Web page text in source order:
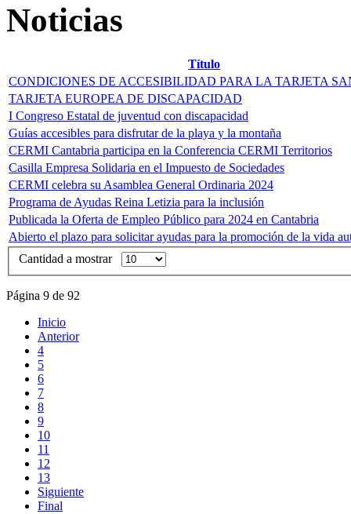
Noticias
Título
CONDICIONES DE ACCESIBILIDAD PARA LA TARJETA
TARJETA EUROPEA DE DISCAPACIDAD
I Congreso Estatal de juventud con discapacidad
Guías accesibles para disfrutar de la playa y la montaña
CERMI Cantabria participa en la Conferencia CERMI Territorios
Casilla Empresa Solidaria en el Impuesto de Sociedades
CERMI celebra su Asamblea General Ordinaria 2024
Programa de Ayudas Reina Letizia para la inclusión
Publicada la Oferta de Empleo Público para 2024 en Cantabria
Abierto el plazo para solicitar ayudas para la promoción de la vida
Cantidad a mostrar
Página 9 de 92
Inicio
Anterior
4
5
6
7
8
9
10
11
12
13
Siguiente
Final